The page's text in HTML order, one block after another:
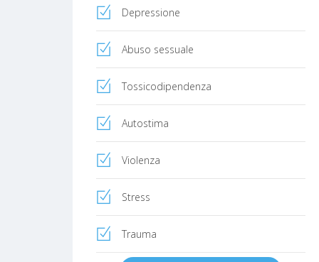
Depressione
Abuso sessuale
Tossicodipendenza
Autostima
Violenza
Stress
Trauma